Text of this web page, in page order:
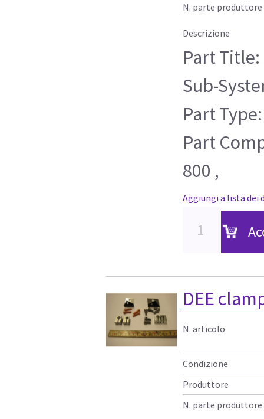
N. parte produttore
Descrizione
Part
Sub-
Part
Part
800 ,
Aggiungi a lista dei
DEE
N. articolo
Condizione
Produttore
N. parte produttore